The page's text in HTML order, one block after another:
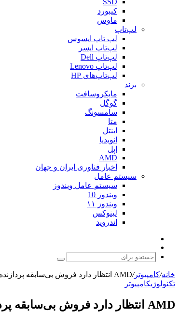
SSD
کیبورد
ماوس
لپ‌تاپ
لپ تاپ ایسوس
لپ‌تاپ ایسر
لپ‌تاپ Dell
لپ‌تاپ Lenovo
لپ‌تاپ‌های HP
برند
مایکروسافت
گوگل
سامسونگ
متا
اینتل
انویدیا
اپل
AMD
اخبار فناوری ایران و جهان
سیستم عامل
سیستم عامل ویندوز
ویندوز 10
ویندوز ۱۱
لینوکس
اندروید
پوسته
جستجو
خانه/کامپیوتر/AMD انتظار دارد فروش بی‌سابقه پردازنده‌ها همچنان رو به افزایش باشد
تکنولوژیکامپیوتر
AMD انتظار دارد فروش بی‌سابقه پردازنده‌ها همچنان رو به افزایش باشد